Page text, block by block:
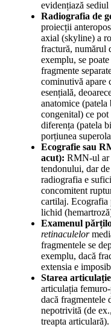
evidențiază
Radiografia de
proiecții
axial (skyline) a
fractură, numărul
exemplu, se
fragmente
cominutivă apare
esențială,
anatomice (patela
congenital) ce
diferența (patela
porțiunea
Ecografie sau
acut): RMN-ul ar
tendonului, dar
radiografia e
concomitent
cartilaj. Ecografia
lichid
Examenul
retinaculelor
fragmentele se
exemplu, dacă
extensia e
Starea
articulația
dacă fragmentele
nepotrivită (de
treapta articulară).